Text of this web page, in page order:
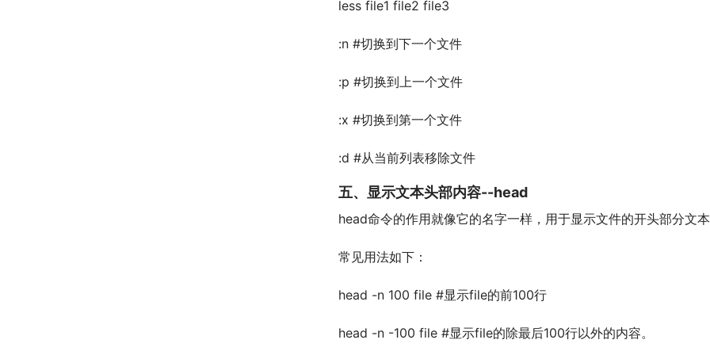
less file1 file2 file3
:n #切换到下一个文件
:p #切换到上一个文件
:x #切换到第一个文件
:d #从当前列表移除文件
五、显示文本头部内容--head
head命令的作用就像它的名字一样，用于显示文件的开头部分文
常见用法如下：
head -n 100 file #显示file的前100行
head -n -100 file #显示file的除最后100行以外的内容。